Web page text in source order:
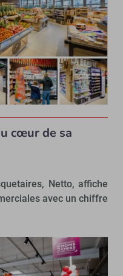
cœur de sa
Netto, affiche
avec un chiffre